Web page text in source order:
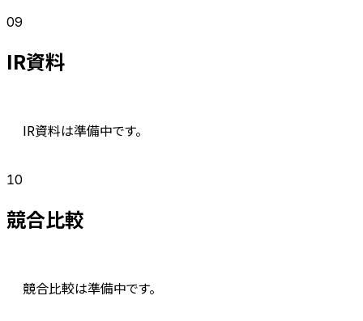
09
IR資料
IR資料は準備中です。
10
競合比較
競合比較は準備中です。